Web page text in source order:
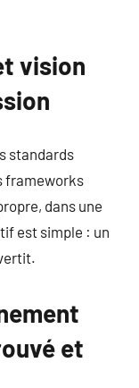
vision
standards
frameworks
dans une
est simple : un
et